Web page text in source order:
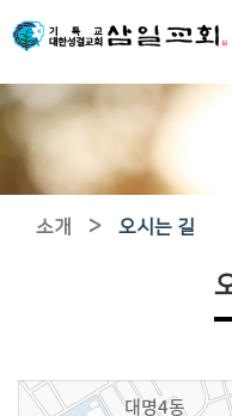
소개 > 오시는 길